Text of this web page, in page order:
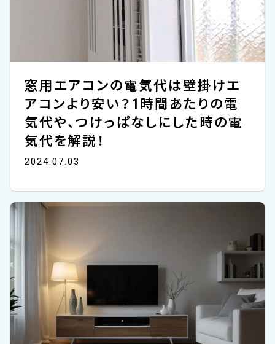
窓用エアコンの電気代は壁掛けエ
アコンより安い？1時間あたりの電
気代や、つけっぱなしにした時の電
気代を解説！
2024.07.03